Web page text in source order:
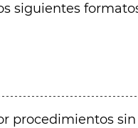
siguientes
procedimientos